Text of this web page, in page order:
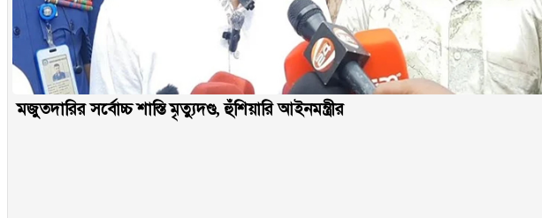
মজুতদারির সর্বোচ্চ শাস্তি মৃত্যুদণ্ড, হুঁশিয়ারি আইনমন্ত্রীর